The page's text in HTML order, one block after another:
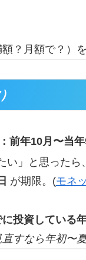
？月額で？）
前年10月〜当
い」と思ったら、
が期限。(モネ
に投資している
すなら年初〜